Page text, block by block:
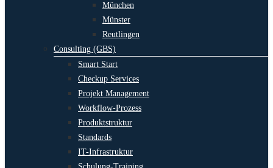
München
Münster
Reutlingen
Consulting (GBS)
Smart Start
Checkup Services
Projekt Management
Workflow-Prozess
Produktstruktur
Standards
IT-Infrastruktur